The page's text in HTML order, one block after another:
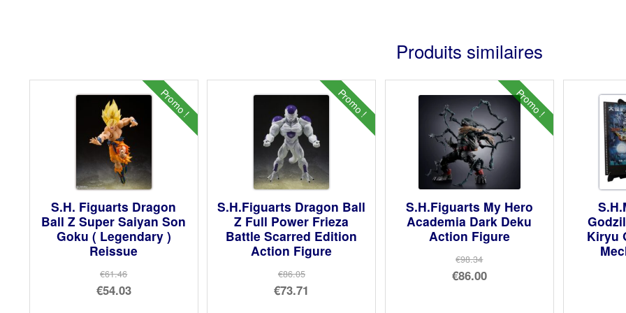
Produits similaires
Promo !
S.H. Figuarts Dragon
Ball Z Super Saiyan Son
Goku ( Legendary )
Reissue
€61.46
Le
€54.03
Promo !
S.H.Figuarts Dragon Ball
Z Full Power Frieza
Battle Scarred Edition
Action Figure
€86.05
Le
€73.71
Promo !
S.H.Figuarts My Hero
Academia Dark Deku
Action Figure
€98.34
Le
€86.00
Kiryu